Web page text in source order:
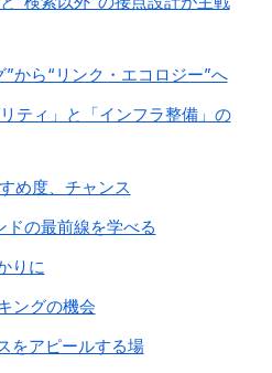
から“リンク・エコロジー”へ
ティ」と「インフラ整備」の
め度、チャンス
ドの最前線を学べる
りに
ングの機会
をアピールする場